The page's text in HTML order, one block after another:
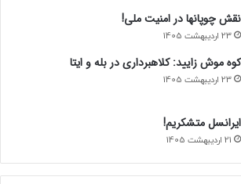
نقش چوپانها در امنیت ملی!
23 اردیبهشت 1405
کوه موش زایید: کلاهبرداری در بله و ایتا
23 اردیبهشت 1405
ایرانسل متشکریم!
21 اردیبهشت 1405